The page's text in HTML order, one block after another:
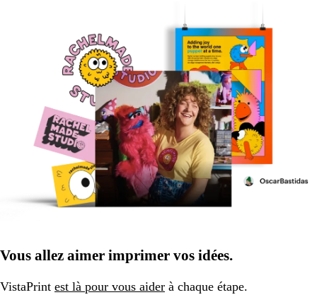
Vous allez aimer imprimer vos idées.
VistaPrint est là pour vous aider à chaque étape.